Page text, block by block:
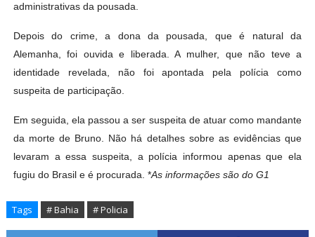
administrativas da pousada.
Depois do crime, a dona da pousada, que é natural da
Alemanha, foi ouvida e liberada. A mulher, que não teve a
identidade revelada, não foi apontada pela polícia como
suspeita de participação.
Em seguida, ela passou a ser suspeita de atuar como mandante
da morte de Bruno. Não há detalhes sobre as evidências que
levaram a essa suspeita, a polícia informou apenas que ela
fugiu do Brasil e é procurada. *As informações são do G1
Tags # Bahia # Policia